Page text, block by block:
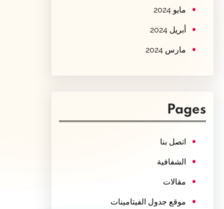
مايو 2024
أبريل 2024
مارس 2024
Pages
اتصل بنا
الشفافية
مقالات
موقع جدول الفيتامينات